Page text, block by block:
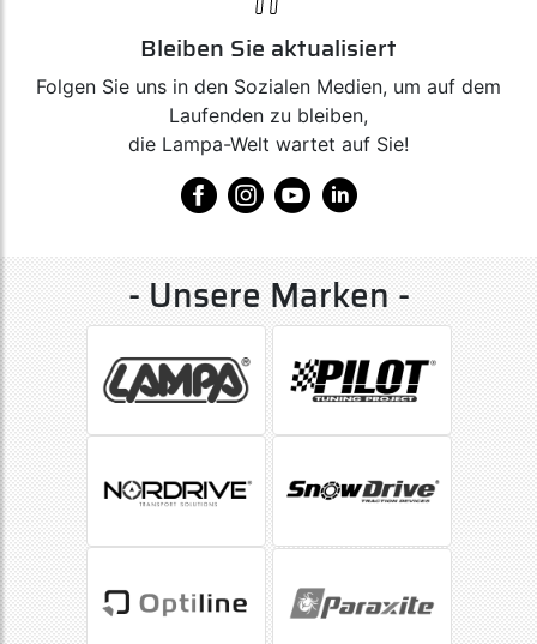
Bleiben Sie aktualisiert
Folgen Sie uns in den Sozialen Medien, um auf dem
Laufenden zu bleiben,
die Lampa-Welt wartet auf Sie!
- Unsere Marken -